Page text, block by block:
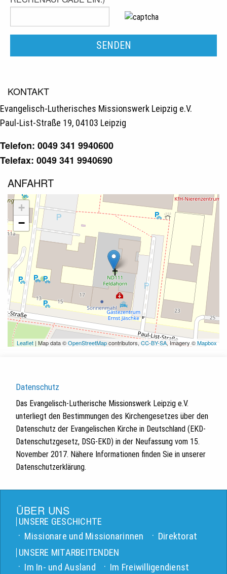
KONTAKT
Evangelisch-Lutherisches Missionswerk Leipzig e.V.
Paul-List-Straße 19, 04103 Leipzig
Telefon: 0049 341 9940600
Telefax: 0049 341 9940690
ANFAHRT
+
−
Leaflet | Map data ©OpenStreetMapcontributors, CC-BY-SA, Imagery ©Mapbox
Datenschutz
Das Evangelisch-Lutherische Missionswerk Leipzig e.V.
unterliegt den Bestimmungen des Kirchengesetzes über den
Datenschutz der Evangelischen Kirche in Deutschland (EKD-
Datenschutzgesetz, DSG-EKD) in der Neufassung vom 15.
November 2017. Nähere Informationen finden Sie in unserer
Datenschutzerklärung.
ÜBER UNS
UNSERE GESCHICHTE
Missionare und Missionarinnen
Direktorat
UNSERE MITARBEITENDEN
Im In- und Ausland
Im Freiwilligendienst